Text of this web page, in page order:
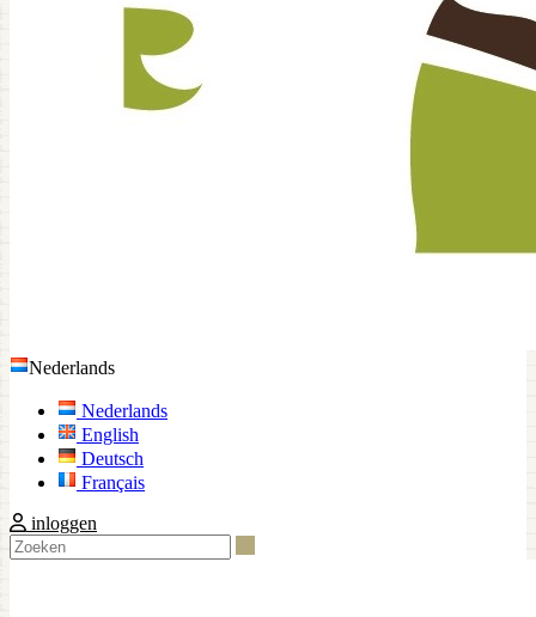
Nederlands
Nederlands
English
Deutsch
Français
inloggen